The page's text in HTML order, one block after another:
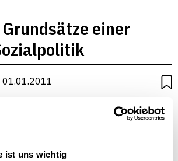
ist uns wichtig
einer
| 01.01.2011